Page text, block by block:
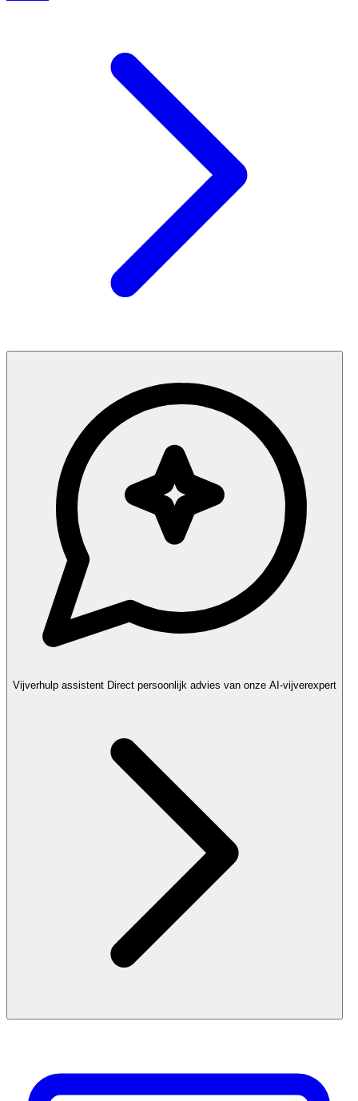
Vijverhulp assistent Direct persoonlijk advies van onze AI-vijverexpert